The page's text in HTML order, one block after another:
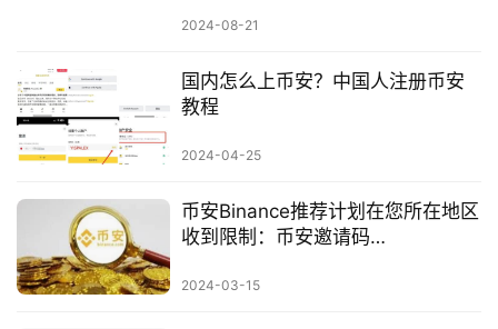
2024-08-21
国内怎么上币安？中国人注册币安
教程
2024-04-25
币安Binance推荐计划在您所在地区
收到限制：币安邀请码
2024-03-15